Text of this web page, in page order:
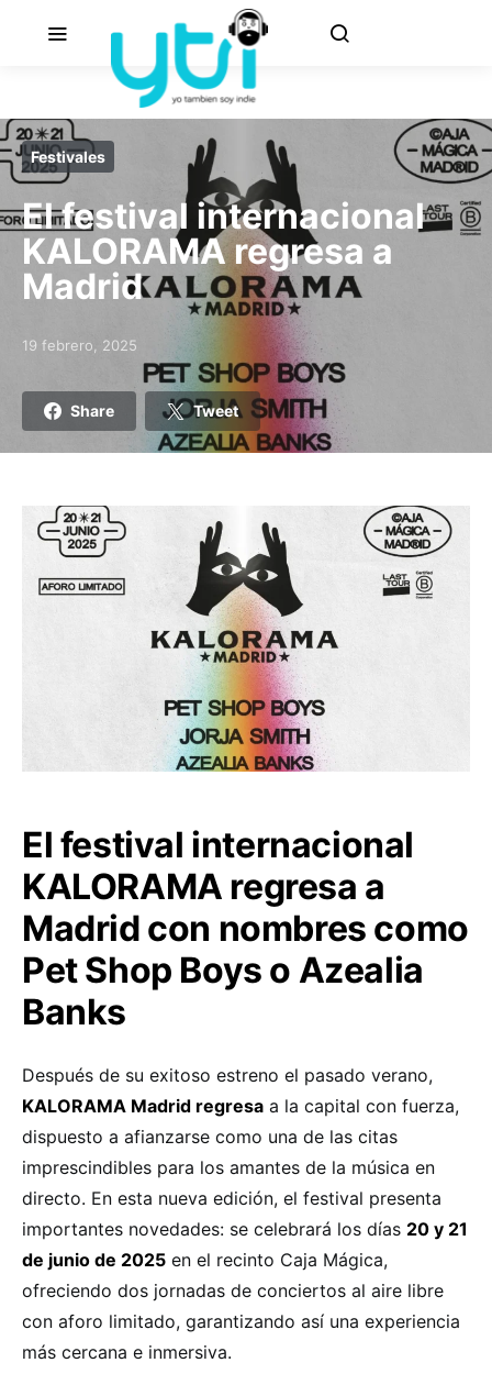
Festivales
El festival internacional
KALORAMA regresa a
Madrid
Posted on
19 febrero, 2025
Share Tweet
El festival internacional
KALORAMA regresa a
Madrid con nombres como
Pet Shop Boys o Azealia
Banks
Después de su exitoso estreno el pasado verano,
KALORAMA Madrid regresa a la capital con fuerza,
dispuesto a afianzarse como una de las citas
imprescindibles para los amantes de la música en
directo. En esta nueva edición, el festival presenta
importantes novedades: se celebrará los días 20 y 21
de junio de 2025 en el recinto Caja Mágica,
ofreciendo dos jornadas de conciertos al aire libre
con aforo limitado, garantizando así una experiencia
más cercana e inmersiva.